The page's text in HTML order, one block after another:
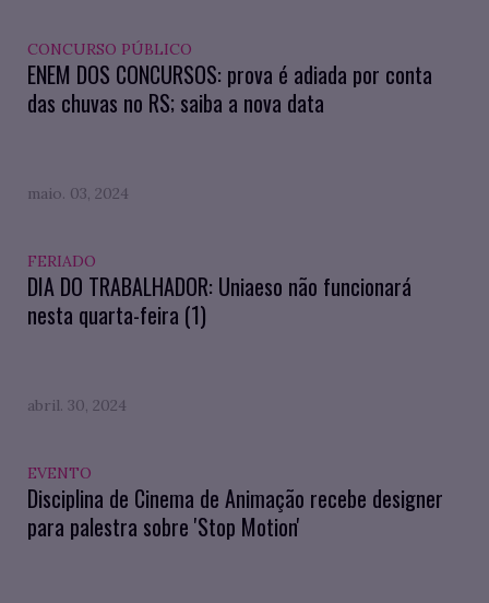
CONCURSO PÚBLICO
ENEM DOS CONCURSOS: prova é adiada por conta
das chuvas no RS; saiba a nova data
maio. 03, 2024
FERIADO
DIA DO TRABALHADOR: Uniaeso não funcionará
nesta quarta-feira (1)
abril. 30, 2024
EVENTO
Disciplina de Cinema de Animação recebe designer
para palestra sobre 'Stop Motion'